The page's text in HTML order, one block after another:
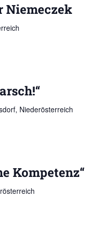
Niemeczek
Niederösterreich
Kompetenz“